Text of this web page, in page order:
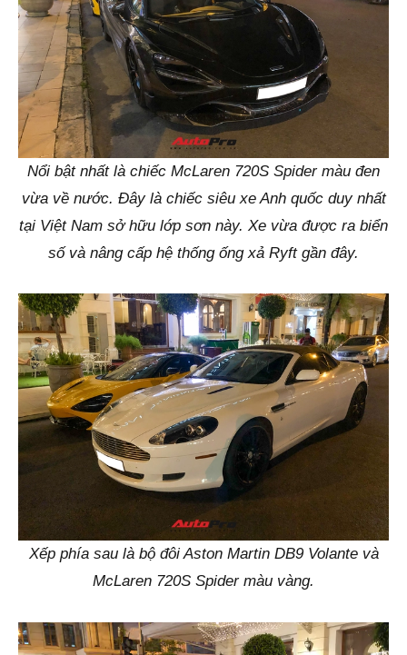
Nổi bật nhất là chiếc McLaren 720S Spider màu đen
vừa về nước. Đây là chiếc siêu xe Anh quốc duy nhất
tại Việt Nam sở hữu lớp sơn này. Xe vừa được ra biển
số và nâng cấp hệ thống ống xả Ryft gần đây.
Xếp phía sau là bộ đôi Aston Martin DB9 Volante và
McLaren 720S Spider màu vàng.